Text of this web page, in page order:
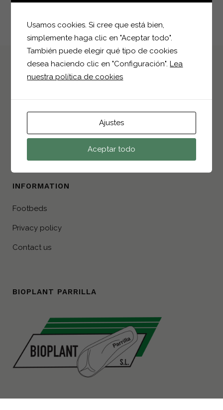
Polígono Industrial I-4, Parcela 25
03330, Crevillent, Alicante
+34 966 68 25 75
info@bioplantparrilla.com
INFORMATION
Footbeds
Privacy policy
Contact us
BIOPLANT PARRILLA
Usamos cookies. Si cree que está bien,
simplemente haga clic en "Aceptar todo".
También puede elegir qué tipo de cookies
desea haciendo clic en "Configuración".Lea
nuestra política de cookies
Ajustes
Aceptar todo